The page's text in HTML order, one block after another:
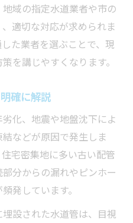
道管水漏れの基礎知識
任範囲を正しく理解す
絡時の注意ポイント
る基本的な法律知識
つ相談窓口の活用術
調査ポイント解説
ない時の初期対応法
査の具体的な流れ
内部の水漏れ特定法
域の指定水道業者や市の
適切な対応が求められま
た業者を選ぶことで、現
を講じやすくなります。
確に解説
化、地震や地盤沈下によ
などが原因で発生しま
宅密集地に多い古い配管
分からの漏れやピンホー
発しています。
設された水道管は、目視